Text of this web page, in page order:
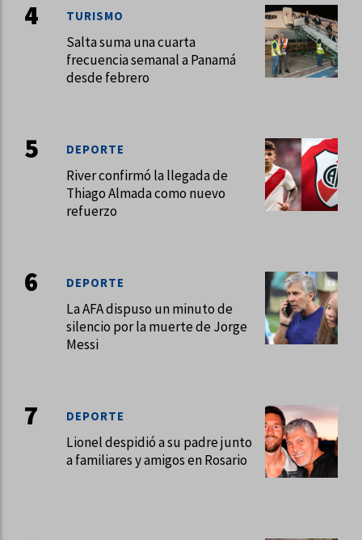
Salta suma una cuarta
frecuencia semanal a Panamá
desde febrero
TURISMO
River confirmó la llegada de
Thiago Almada como nuevo
refuerzo
DEPORTE
La AFA dispuso un minuto de
silencio por la muerte de Jorge
Messi
DEPORTE
Lionel despidió a su padre junto
a familiares y amigos en Rosario
DEPORTE